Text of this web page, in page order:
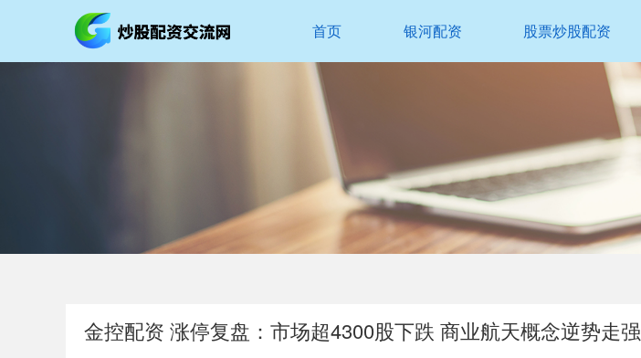
首页 银河配资 股票炒股配资
金控配资 涨停复盘：市场超4300股下跌 商业航天概念逆势走强